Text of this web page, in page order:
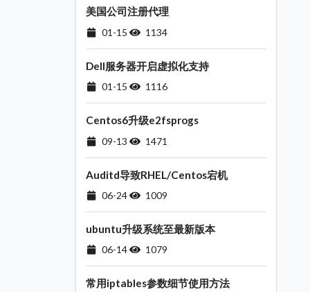
美国公司注册代理
01-15 1134
Dell服务器开启虚拟化支持
01-15 1116
Centos6升级e2fsprogs
09-13 1471
Auditd导致RHEL/Centos宕机
06-24 1009
ubuntu升级系统至最新版本
06-14 1079
常用iptables参数细节使用方法